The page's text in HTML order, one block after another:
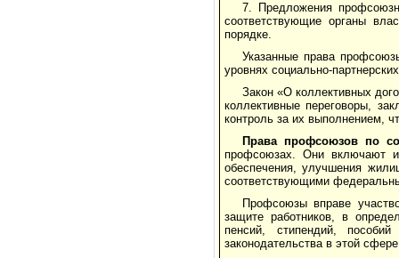
7. Предложения
соответствующие органы
порядке.
Указанные права
уровнях социально-
Закон «О коллективных
коллективные перегово­ры,
контроль за их выполнением,
Права профсоюзов по
профсоюзах. Они включают
обеспечения, улучшения
соответствующими
Профсоюзы вправе
защите работников, в
пенсий, стипендий,
законодательства в этой